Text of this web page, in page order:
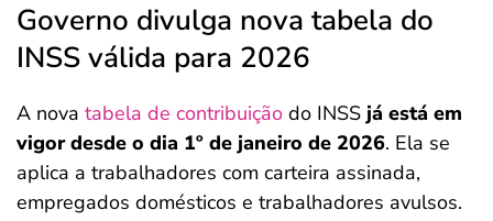
Governo divulga nova tabela do
INSS válida para 2026
A nova tabela de contribuição do INSS já está em
vigor desde o dia 1º de janeiro de 2026. Ela se
aplica a trabalhadores com carteira assinada,
empregados domésticos e trabalhadores avulsos.